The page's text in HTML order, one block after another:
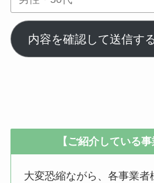
内容を確認して送信す
【ご紹介している事
大変恐縮ながら、各事業者